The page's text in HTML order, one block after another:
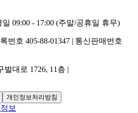
일 09:00 - 17:00 (주말/공휴일 휴무)
번호 405-88-01347 | 통신판매번호
대로 1726, 11층 |
개인정보처리방침
보